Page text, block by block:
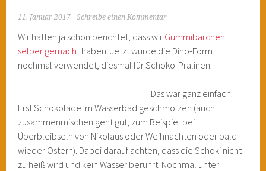
11. Januar 2017 Schreibe einen Kommentar
Wir hatten ja schon berichtet, dass wir Gummibärchen
selber gemachthaben. Jetzt wurde die Dino-Form
nochmal verwendet, diesmal für Schoko-Pralinen.
Das war ganz einfach:
Erst Schokolade im Wasserbad geschmolzen (auch
zusammenmischen geht gut, zum Beispiel bei
Überbleibseln von Nikolaus oder Weihnachten oder bald
wieder Ostern). Dabei darauf achten, dass die Schoki nicht
zu heiß wird und kein Wasser berührt. Nochmal unter